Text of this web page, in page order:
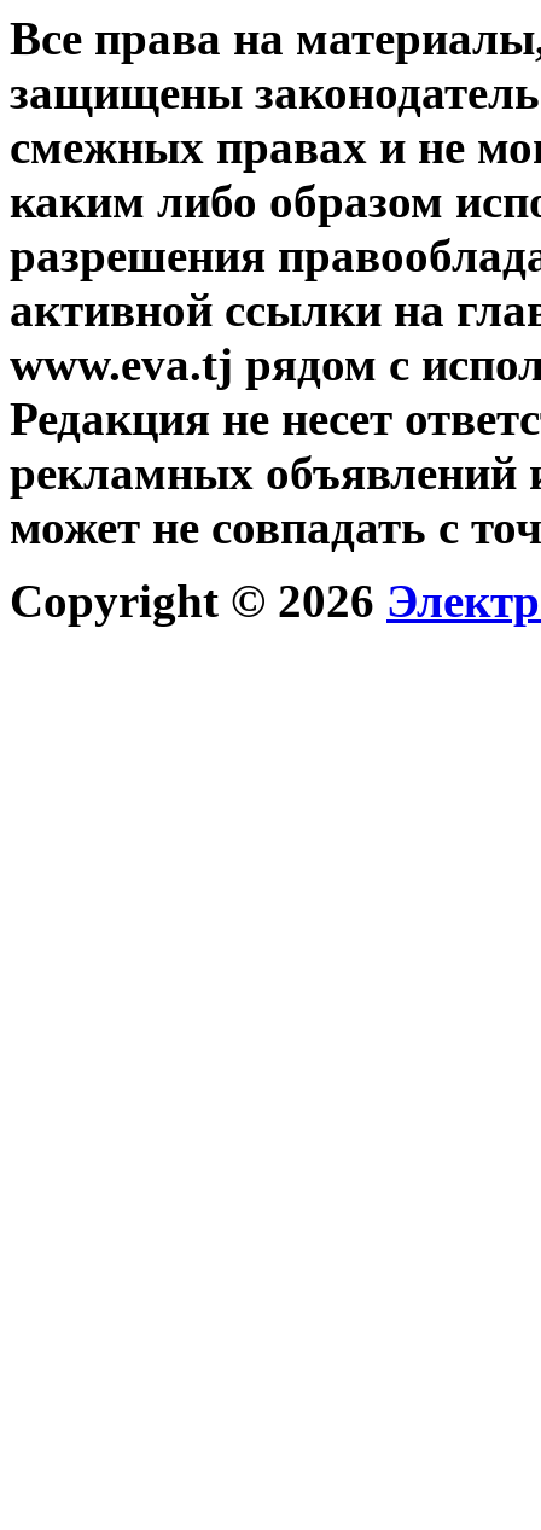
Все права на
защищены
смежных правах и не
каким либо образом
разрешения
активной ссылки на
www.eva.tj рядом с
Редакция не несет
рекламных объявлений
может не совпадать с
Copyright © 2026